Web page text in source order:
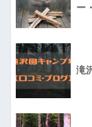
ー
滝